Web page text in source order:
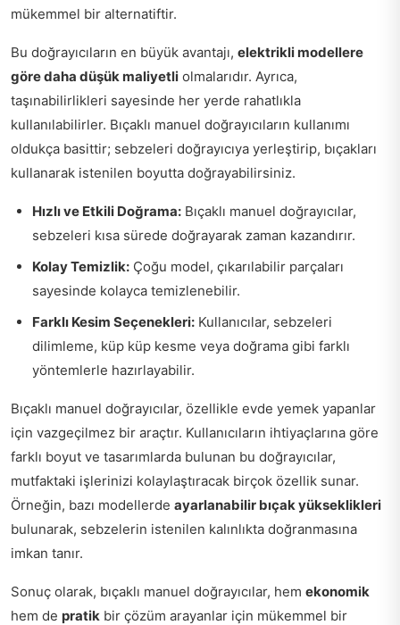
mükemmel bir alternatiftir.
Bu doğrayıcıların en büyük avantajı, elektrikli modellere
göre daha düşük maliyetli olmalarıdır. Ayrıca,
taşınabilirlikleri sayesinde her yerde rahatlıkla
kullanılabilirler. Bıçaklı manuel doğrayıcıların kullanımı
oldukça basittir; sebzeleri doğrayıcıya yerleştirip, bıçakları
kullanarak istenilen boyutta doğrayabilirsiniz.
Hızlı ve Etkili Doğrama: Bıçaklı manuel doğrayıcılar,
sebzeleri kısa sürede doğrayarak zaman kazandırır.
Kolay Temizlik: Çoğu model, çıkarılabilir parçaları
sayesinde kolayca temizlenebilir.
Farklı Kesim Seçenekleri: Kullanıcılar, sebzeleri
dilimleme, küp küp kesme veya doğrama gibi farklı
yöntemlerle hazırlayabilir.
Bıçaklı manuel doğrayıcılar, özellikle evde yemek yapanlar
için vazgeçilmez bir araçtır. Kullanıcıların ihtiyaçlarına göre
farklı boyut ve tasarımlarda bulunan bu doğrayıcılar,
mutfaktaki işlerinizi kolaylaştıracak birçok özellik sunar.
Örneğin, bazı modellerde ayarlanabilir bıçak yükseklikleri
bulunarak, sebzelerin istenilen kalınlıkta doğranmasına
imkan tanır.
Sonuç olarak, bıçaklı manuel doğrayıcılar, hem ekonomik
hem de pratik bir çözüm arayanlar için mükemmel bir